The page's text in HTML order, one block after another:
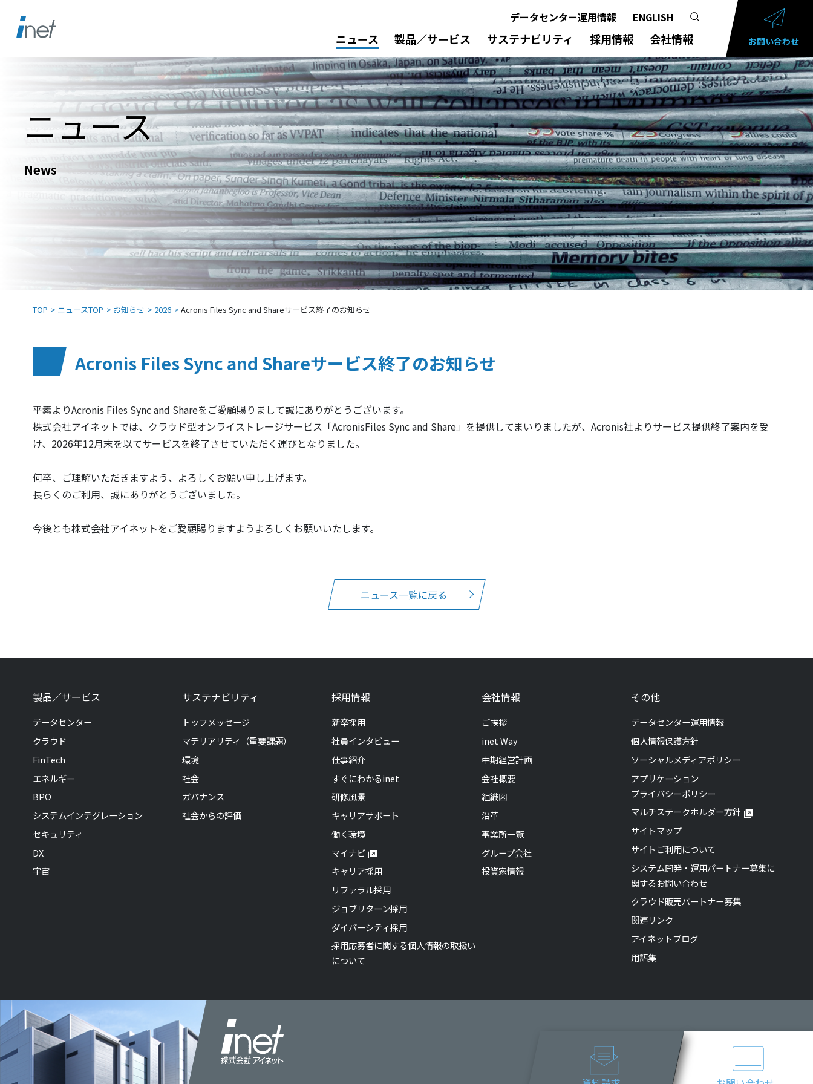
データセンター運用情報 ENGLISH
ニュース 製品／サービス サステナビリティ 採用情報 会社情報 お問い合わせ
ニュース
News
TOP ニュースTOP お知らせ 2026 Acronis Files Sync and Shareサービス終了のお知らせ
Acronis Files Sync and Shareサービス終了のお知らせ
平素よりAcronis Files Sync and Shareをご愛顧賜りまして誠にありがとうございます。
株式会社アイネットでは、クラウド型オンライストレージサービス「AcronisFiles Sync and Share」を提供してまいりましたが、Acronis社よりサービス提供終了案内を受
け、2026年12月末を以てサービスを終了させていただく運びとなりました。
何卒、ご理解いただきますよう、よろしくお願い申し上げます。
長らくのご利用、誠にありがとうございました。
今後とも株式会社アイネットをご愛顧賜りますようよろしくお願いいたします。
ニュース一覧に戻る
製品／サービス
データセンター
クラウド
FinTech
エネルギー
BPO
システムインテグレーション
セキュリティ
DX
宇宙
サステナビリティ
トップメッセージ
マテリアリティ（重要課題）
環境
社会
ガバナンス
社会からの評価
採用情報
新卒採用
社員インタビュー
仕事紹介
すぐにわかるinet
研修風景
キャリアサポート
働く環境
マイナビ
キャリア採用
リファラル採用
ジョブリターン採用
ダイバーシティ採用
採用応募者に関する個人情報の取扱い
について
会社情報
ご挨拶
inet Way
中期経営計画
会社概要
組織図
沿革
事業所一覧
グループ会社
投資家情報
その他
データセンター運用情報
個人情報保護方針
ソーシャルメディアポリシー
アプリケーション
プライバシーポリシー
マルチステークホルダー方針
サイトマップ
サイトご利用について
システム開発・運用パートナー募集に
関するお問い合わせ
クラウド販売パートナー募集
関連リンク
アイネットブログ
用語集